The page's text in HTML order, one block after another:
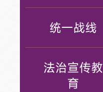
统一战线
法治宣传教
育